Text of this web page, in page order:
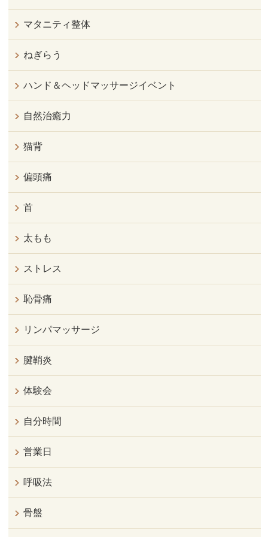
マタニティ整体
ねぎらう
ハンド＆ヘッドマッサージイベント
自然治癒力
猫背
偏頭痛
首
太もも
ストレス
恥骨痛
リンパマッサージ
腱鞘炎
体験会
自分時間
営業日
呼吸法
骨盤